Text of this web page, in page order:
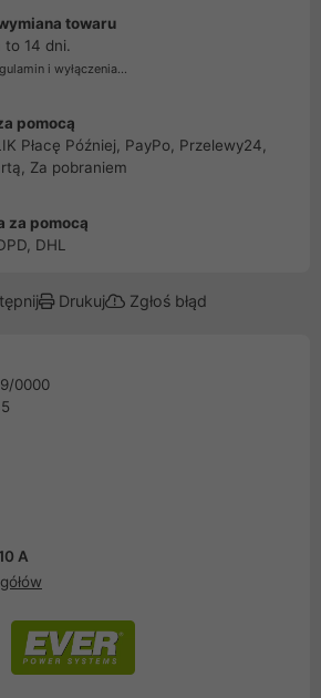
towaru
to 14 dni.
i wyłączenia...
pomocą
Płacę Później, PayPo, Przelewy24,
Za pobraniem
za pomocą
DHL
Drukuj Zgłoś błąd
0000
10 A